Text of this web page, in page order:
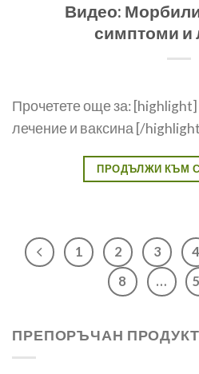
Видео:
симптоми и
Прочетете още за:
лечение и ваксина [/
ПРОДЪЛЖИ КЪМ
1 2 3 4
8
…
ПРЕПОРЪЧАН